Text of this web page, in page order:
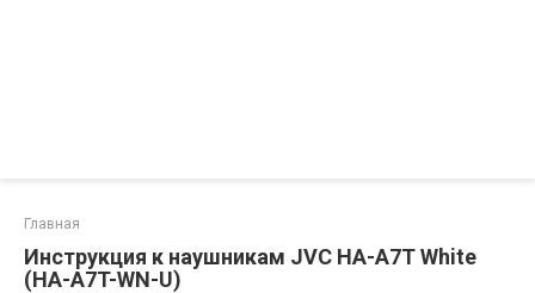
Главная
Инструкция к наушникам JVC HA-A7T White
(HA-A7T-WN-U)